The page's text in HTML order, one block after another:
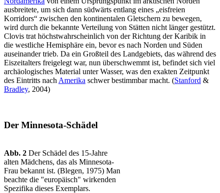
ausbreitete, um sich dann südwärts entlang eines „eisfreien
Korridors“ zwischen den kontinentalen Gletschern zu bewegen,
wird durch die bekannte Verteilung von Stätten nicht länger gestützt.
Clovis trat höchstwahrscheinlich von der Richtung der Karibik in
die westliche Hemisphäre ein, bevor es nach Norden und Süden
auseinander trieb. Da ein Großteil des Landgebiets, das während des
Eiszeitalters freigelegt war, nun überschwemmt ist, befindet sich viel
archäologisches Material unter Wasser, was den exakten Zeitpunkt
des Eintritts nach Amerika schwer bestimmbar macht. (Stanford &
Bradley, 2004)
Der Minnesota-Schädel
Abb. 2 Der Schädel des 15-Jahre
alten Mädchens, das als Minnesota-
Frau bekannt ist. (Blegen, 1975) Man
beachte die "europäisch" wirkenden
Spezifika dieses Exemplars.